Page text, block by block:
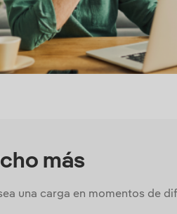
más
una carga en momentos de